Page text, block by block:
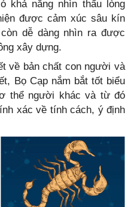
khả năng nhìn thấu lòng
được cảm xúc sâu kín
dễ dàng nhìn ra được
xây dựng.
về bản chất con người và
Bọ Cạp nắm bắt tốt biểu
thể người khác và từ đó
xác về tính cách, ý định